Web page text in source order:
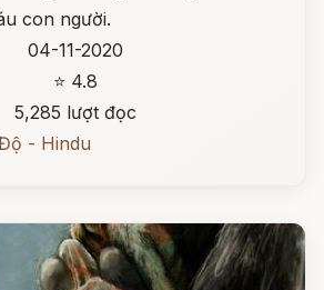
con người.
04-11-2020
⭐ 4.8
5,285 lượt đọc
- Hindu